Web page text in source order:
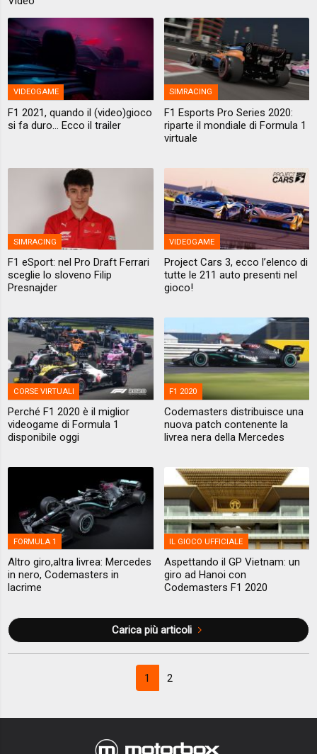
VIDEOGAME
F1 2021, quando il (video)gioco
si fa duro... Ecco il trailer
SIMRACING
F1 Esports Pro Series 2020:
riparte il mondiale di Formula 1
virtuale
SIMRACING
F1 eSport: nel Pro Draft Ferrari
sceglie lo sloveno Filip
Presnajder
VIDEOGAME
Project Cars 3, ecco l’elenco di
tutte le 211 auto presenti nel
gioco!
CORSE VIRTUALI
Perché F1 2020 è il miglior
videogame di Formula 1
disponibile oggi
F1 2020
Codemasters distribuisce una
nuova patch contenente la
livrea nera della Mercedes
FORMULA 1
Altro giro,altra livrea: Mercedes
in nero, Codemasters in
lacrime
IL GIOCO UFFICIALE
Aspettando il GP Vietnam: un
giro ad Hanoi con
Codemasters F1 2020
Carica più articoli
1 2